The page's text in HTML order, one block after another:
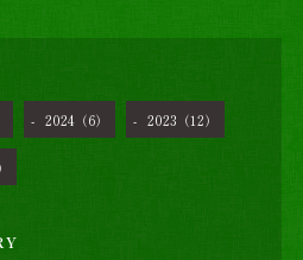
2024 （6） 2023 （12）